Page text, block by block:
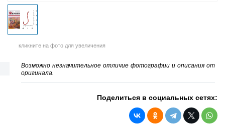
кликните на фото для увеличения
Возможно незначительное отличие фотографии и описания от
оригинала.
Поделиться в социальных сетях: